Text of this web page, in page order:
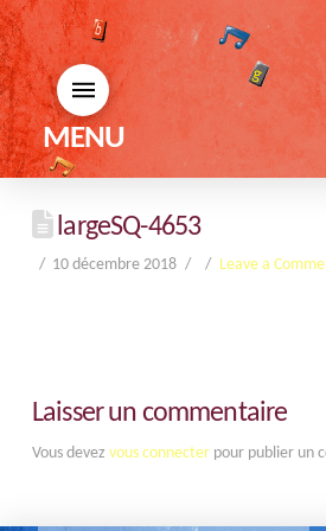
MENU
largeSQ-4653
10 décembre 2018 Leave a
Laisser un commentaire
Vous devez vous connecterpour publier un